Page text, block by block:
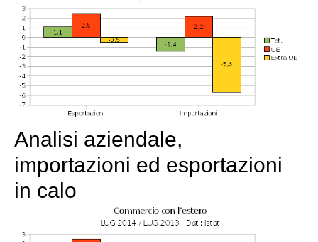
Analisi aziendale,
importazioni ed esportazioni
in calo